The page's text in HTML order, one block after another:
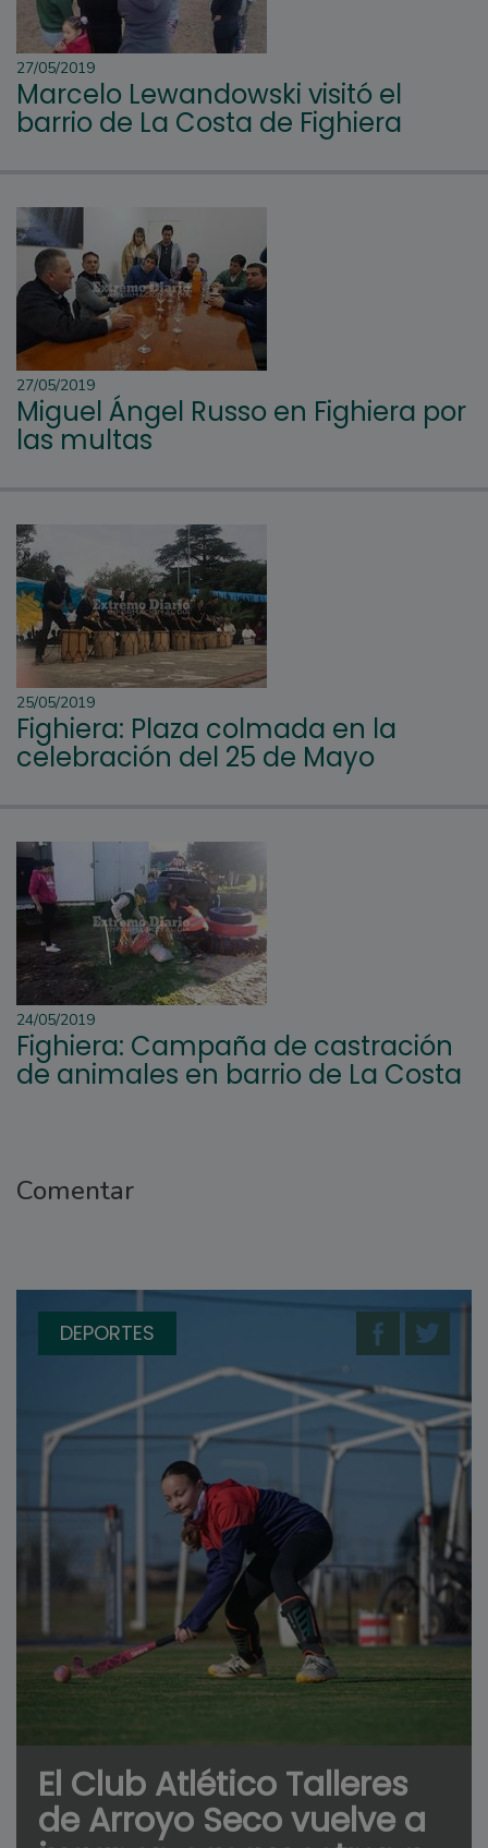
27/05/2019
Marcelo Lewandowski visitó el
barrio de La Costa de Fighiera
27/05/2019
Miguel Ángel Russo en Fighiera por
las multas
25/05/2019
Fighiera: Plaza colmada en la
celebración del 25 de Mayo
24/05/2019
Fighiera: Campaña de castración
de animales en barrio de La Costa
Comentar
DEPORTES
El Club Atlético Talleres
de Arroyo Seco vuelve a